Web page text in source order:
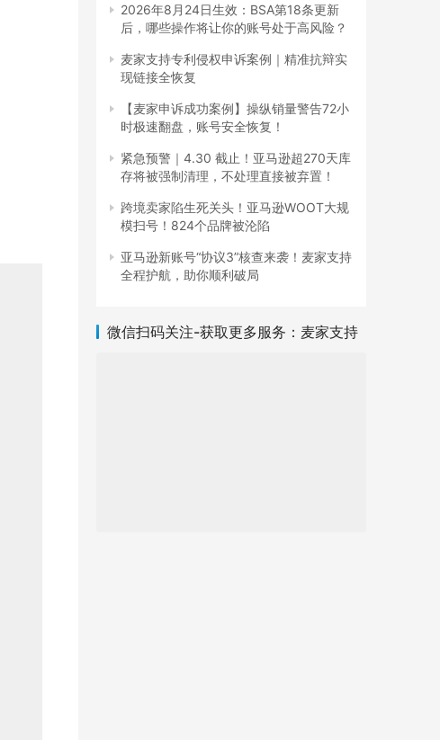
2026年8月24日生效：BSA第18条更新
后，哪些操作将让你的账号处于高风险？
麦家支持专利侵权申诉案例｜精准抗辩实
现链接全恢复
【麦家申诉成功案例】操纵销量警告72小
时极速翻盘，账号安全恢复！
紧急预警｜4.30 截止！亚马逊超270天库
存将被强制清理，不处理直接被弃置！
跨境卖家陷生死关头！亚马逊WOOT大规
模扫号！824个品牌被沦陷
亚马逊新账号“协议3”核查来袭！麦家支持
全程护航，助你顺利破局
微信扫码关注-获取更多服务：麦家支持